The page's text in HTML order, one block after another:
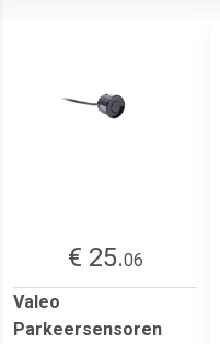
€ 25.06
Valeo
Parkeersensoren